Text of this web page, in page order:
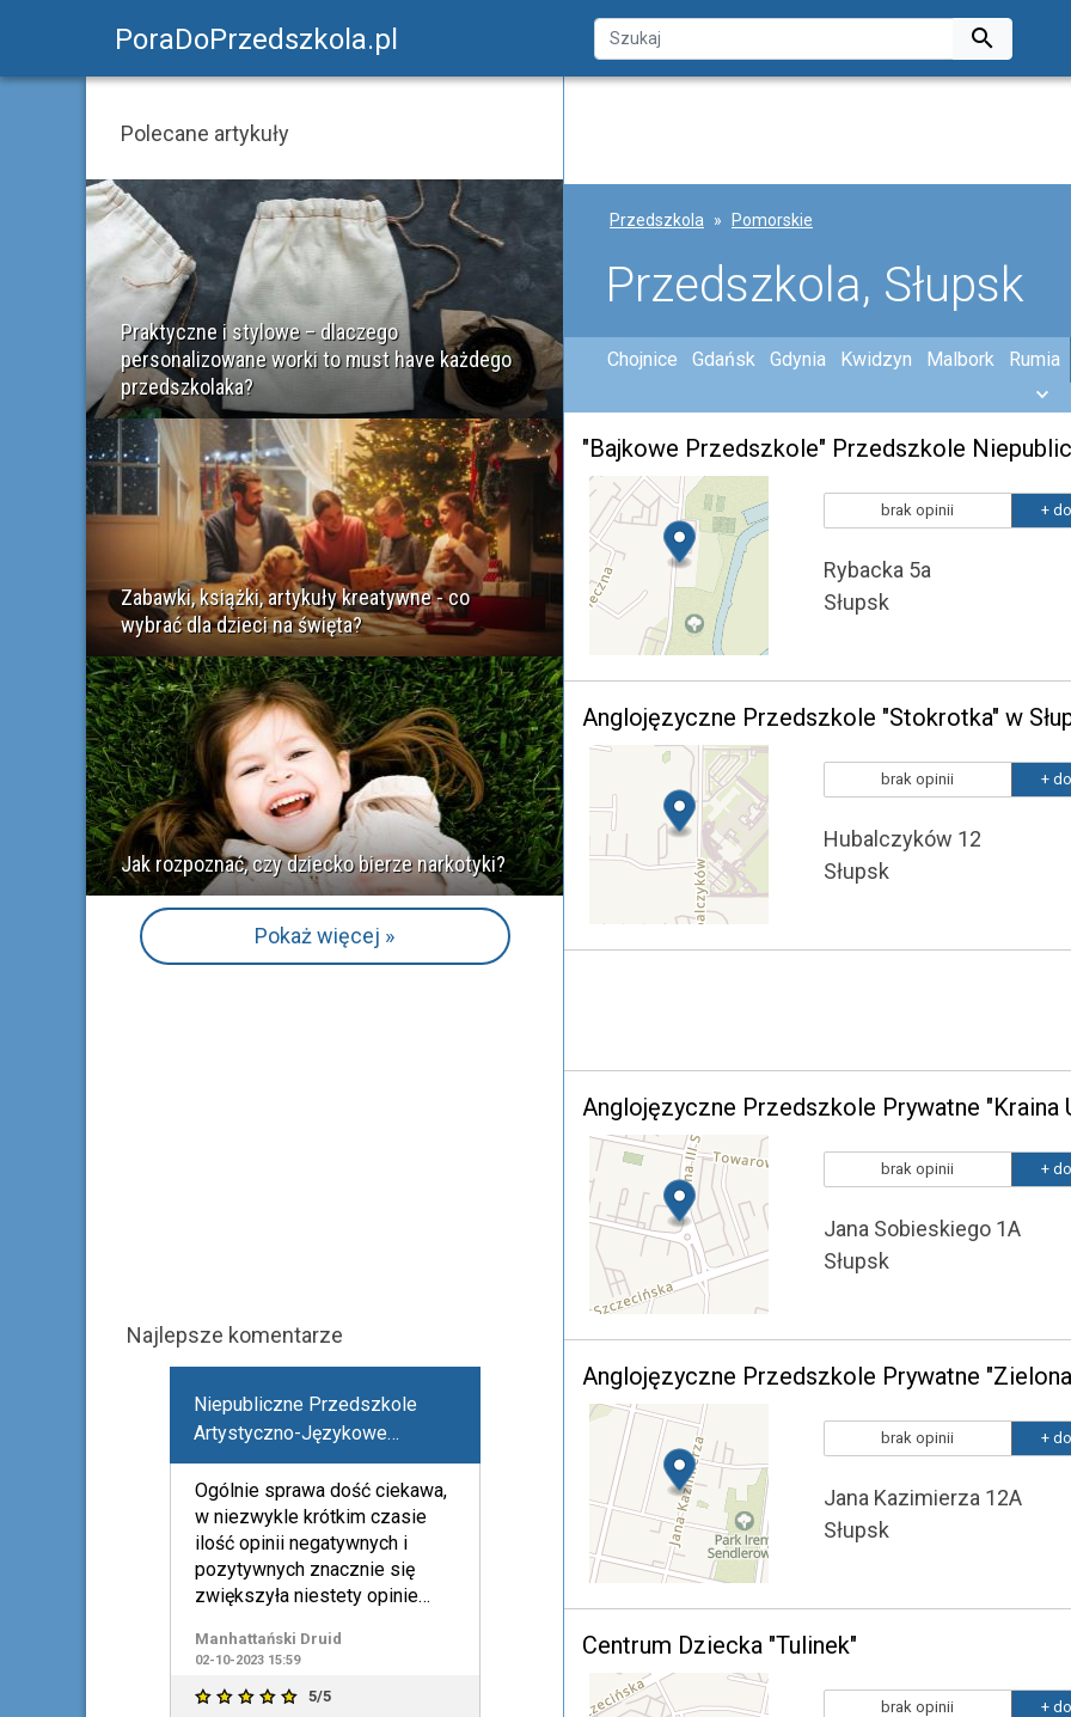
PoraDoPrzedszkola.pl 
Przedszkola Pomorskie
Przedszkola, Słupsk
Chojnice Gdańsk Gdynia Kwidzyn Malbork Rumia
"Bajkowe Przedszkole" Przedszkole
brak opinii +
Rybacka 5a
Słupsk
Anglojęzyczne Przedszkole "Stokrotka" w
brak opinii +
Hubalczyków 12
Słupsk
Anglojęzyczne Przedszkole Prywatne "Kraina
brak opinii +
Jana Sobieskiego 1A
Słupsk
Anglojęzyczne Przedszkole Prywatne "Zielona
brak opinii +
Jana Kazimierza 12A
Słupsk
Centrum Dziecka "Tulinek"
brak opinii +
Polecane artykuły
Praktyczne i stylowe – dlaczego
personalizowane worki to must have każdego
przedszkolaka?
Zabawki, książki, artykuły kreatywne - co
wybrać dla dzieci na święta?
Jak rozpoznać, czy dziecko bierze narkotyki?
Pokaż więcej »
Najlepsze komentarze
Niepubliczne Przedszkole
Artystyczno-Językowe
"Zaczarowany Ołówek"
Ogólnie sprawa dość ciekawa,
w niezwykle krótkim czasie
ilość opinii negatywnych i
pozytywnych znacznie się
zwiększyła niestety opinie
Manhattański Druid
02-10-2023 15:59
5/5